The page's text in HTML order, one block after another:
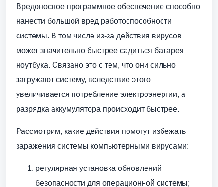
Вредоносное программное обеспечение способно
нанести большой вред работоспособности
системы. В том числе из-за действия вирусов
может значительно быстрее садиться батарея
ноутбука. Связано это с тем, что они сильно
загружают систему, вследствие этого
увеличивается потребление электроэнергии, а
разрядка аккумулятора происходит быстрее.
Рассмотрим, какие действия помогут избежать
заражения системы компьютерными вирусами:
регулярная установка обновлений
безопасности для операционной системы;